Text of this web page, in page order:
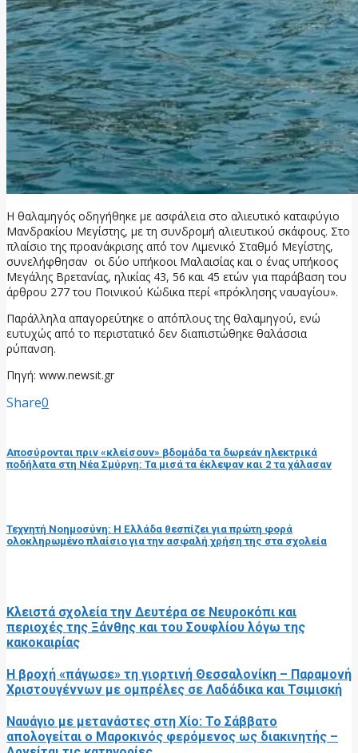
Η θαλαμηγός οδηγήθηκε με ασφάλεια στο αλιευτικό καταφύγιο
Μανδρακίου Μεγίστης, με τη συνδρομή αλιευτικού σκάφους. Στο
πλαίσιο της προανάκρισης από τον Λιμενικό Σταθμό Μεγίστης,
συνελήφθησαν οι δύο υπήκοοι Μαλαισίας και ο ένας υπήκοος
Μεγάλης Βρετανίας, ηλικίας 43, 56 και 45 ετών για παράβαση του
άρθρου 277 του Ποινικού Κώδικα περί «πρόκλησης ναυαγίου».
Παράλληλα απαγορεύτηκε ο απόπλους της θαλαμηγού, ενώ
ευτυχώς από το περιστατικό δεν διαπιστώθηκε θαλάσσια
ρύπανση.
Πηγή: www.newsit.gr
Share0
Αποσύρονται πριν «κλείσουν» βδομάδα τα δωρεάν ηλεκτρικά
ποδήλατα στη Νέα Σμύρνη: Τα μισά τα έκλεψαν και 2 τα χάλασαν
Τεχνητή Νοημοσύνη: Η Ελλάδα θεσπίζει για πρώτη φορά
ολοκληρωμένο πλαίσιο για την ασφαλή χρήση της στα σχολεία
Κλειστά σχολεία την Δευτέρα σε Νευροκόπι και
περιοχές της Ξάνθης και του Σουφλίου λόγω της
κακοκαιρίας
Η βροχή «πάγωσε» τη γιορτινή Θεσσαλονίκη – Παραμονή
Χριστουγέννων με ομπρέλες σε Λαδάδικα και Τσιμισκή
Ναυάγιο με μετανάστες στη Χίο: Το Σάββατο
απολογείται ο Μαροκινός φερόμενος ως διακινητής –